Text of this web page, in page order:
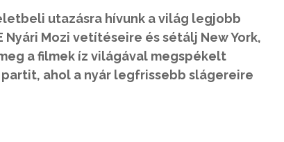
utazásra hívunk a világ legjobb
Nyári Mozi vetítéseire és sétálj New York,
a filmek íz világával megspékelt
ahol a nyár legfrissebb slágereire